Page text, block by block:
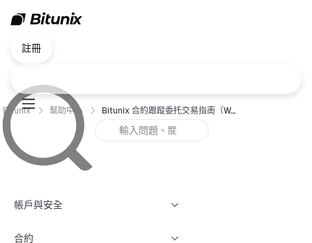
註冊
Bitunix 幫助中心 Bitunix 合約跟蹤委托交易指南（Web）
帳戶與安全
合約